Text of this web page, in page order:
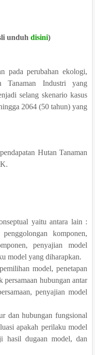
unduh disini)
perubahan ekologi,
Tanaman Industri yang
selang skenario kasus
2064 (50 tahun)yang
Hutan Tanaman
yaitu antara lain :
komponen,
penyajian model
model yang diharapkan.
model, penetapan
persamaan hubungan antar
penyajian model
dan hubungan fungsional
apakah perilaku model
hasil dugaan model, dan